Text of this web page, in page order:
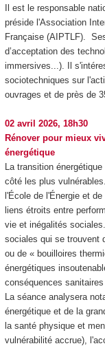
Il est le responsable
préside l'Association
Française (AIPTLF).
d’acceptation des
immersives...). Il
sociotechniques sur
ouvrages et de près de
02 avril 2026, 18h30
Rénover pour mieux
énergétique
La transition
côté les plus
l'École de l'Énergie et
liens étroits entre
vie et inégalités
sociales qui se trouvent
ou de « bouilloires
énergétiques
conséquences sanitaires
La séance analysera
énergétique et de la
la santé physique et
vulnérabilité accrue),